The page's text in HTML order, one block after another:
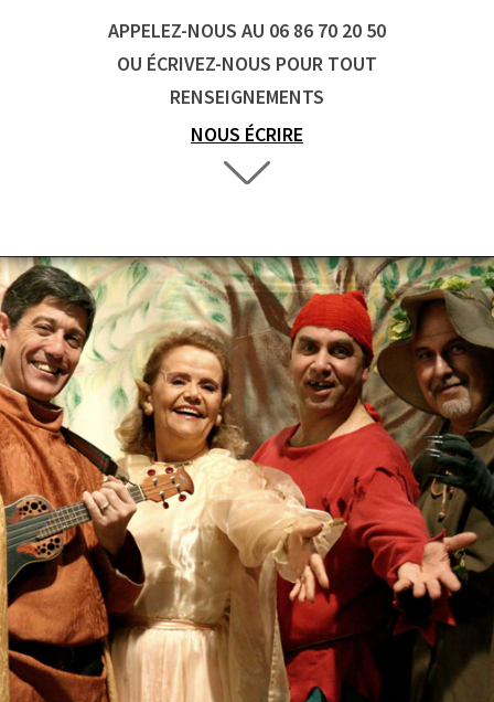
APPELEZ-NOUS AU 06 86 70 20 50
OU ÉCRIVEZ-NOUS POUR TOUT
RENSEIGNEMENTS
NOUS ÉCRIRE